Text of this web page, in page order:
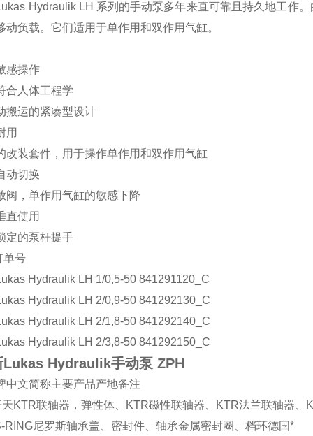
Hydraulik LH 系列的手动泵多年来直可靠且持久地工作
动负载。它们适用于单作用和双作用气缸。
感操作
合人体工程学
搬运的紧凑型设计
用
改装套件，用于操作单作用和双作用气缸
动切换
阀，单作用气缸的敏感下降
直使用
定的泵杆提手
号
Hydraulik LH 1/0,5-50 841291120_C
Hydraulik LH 2/0,9-50 841292130_C
Hydraulik LH 2/1,8-50 841292140_C
Hydraulik LH 2/3,8-50 841292150_C
Lukas Hydraulik手动泵 ZPH
中文简称主要产品产地备注
KTR联轴器，弹性体、KTR磁性联轴器、KTR法兰联轴器、
RING尼罗斯轴承盖、密封件、轴承金属密封圈、档环德国*